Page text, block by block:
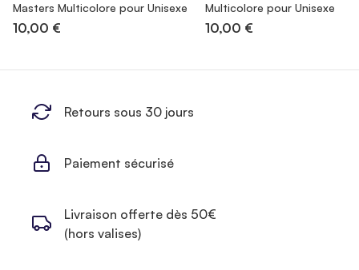
Masters Multicolore pour Unisexe
10,00 €
Multicolore pour Unisexe
10,00 €
Retours sous 30 jours
Paiement sécurisé
Livraison offerte dès 50€
(hors valises)